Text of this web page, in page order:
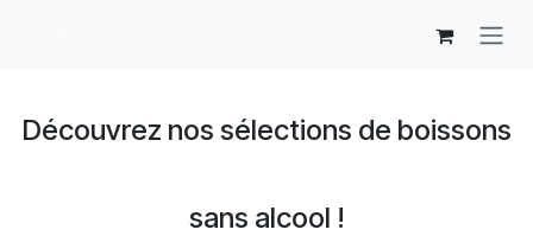
Découvrez nos sélections de boissons
sans alcool !